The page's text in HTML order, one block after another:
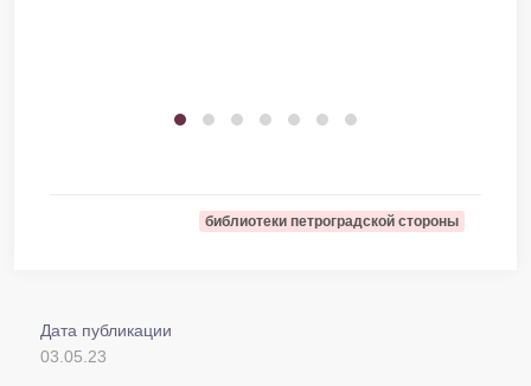
библиотеки петроградской стороны
Дата публикации
03.05.23